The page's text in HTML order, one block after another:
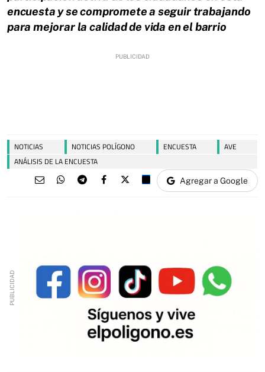
encuesta y se compromete a seguir trabajando
para mejorar la calidad de vida en el barrio
NOTICIAS NOTICIAS POLÍGONO ENCUESTA
AVE
ANÁLISIS DE LA ENCUESTA
Agregar a Google